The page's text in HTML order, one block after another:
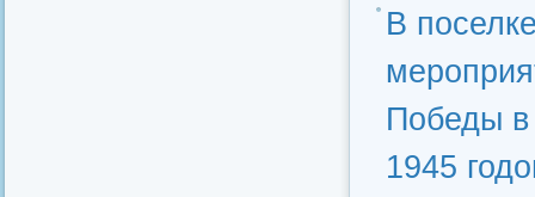
В
Победы в
1945